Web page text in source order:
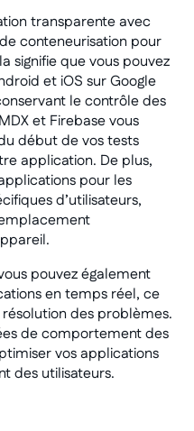
transparente avec
conteneurisation pour
signifie que vous pouvez
et iOS sur Google
le contrôle des
et Firebase vous
début de vos tests
application. De plus,
pour les
d’utilisateurs,
pouvez également
en temps réel, ce
des problèmes.
de comportement des
vos applications
des utilisateurs.